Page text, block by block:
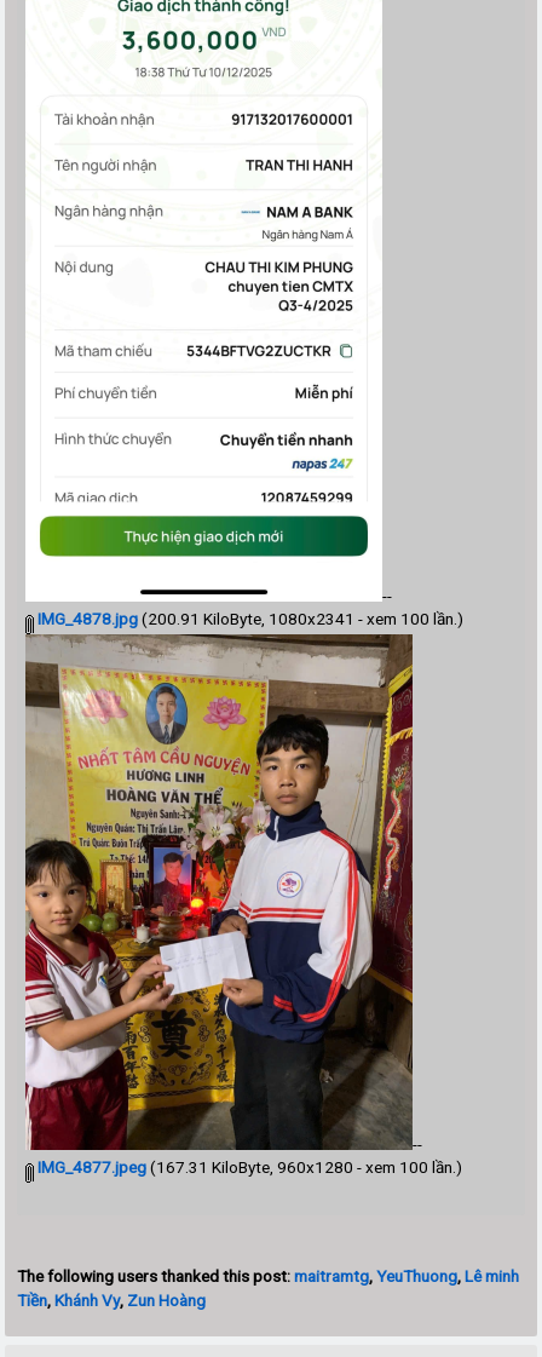
--
IMG_4878.jpg(200.91 KiloByte, 1080x2341 - xem 100 lần.)
--
IMG_4877.jpeg(167.31 KiloByte, 960x1280 - xem 100 lần.)
The following users thanked this post:maitramtg,YeuThuong,Lê minh
Tiền,Khánh Vy, Zun Hoàng